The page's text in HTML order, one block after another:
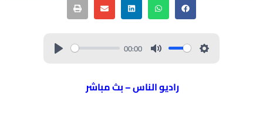
00:00
راديو الناس – بث مباشر